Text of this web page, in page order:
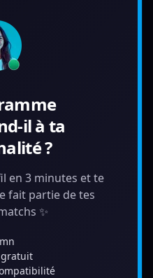
il à ta
?
en 3 minutes et te
fait partie de tes
✨
gratuit